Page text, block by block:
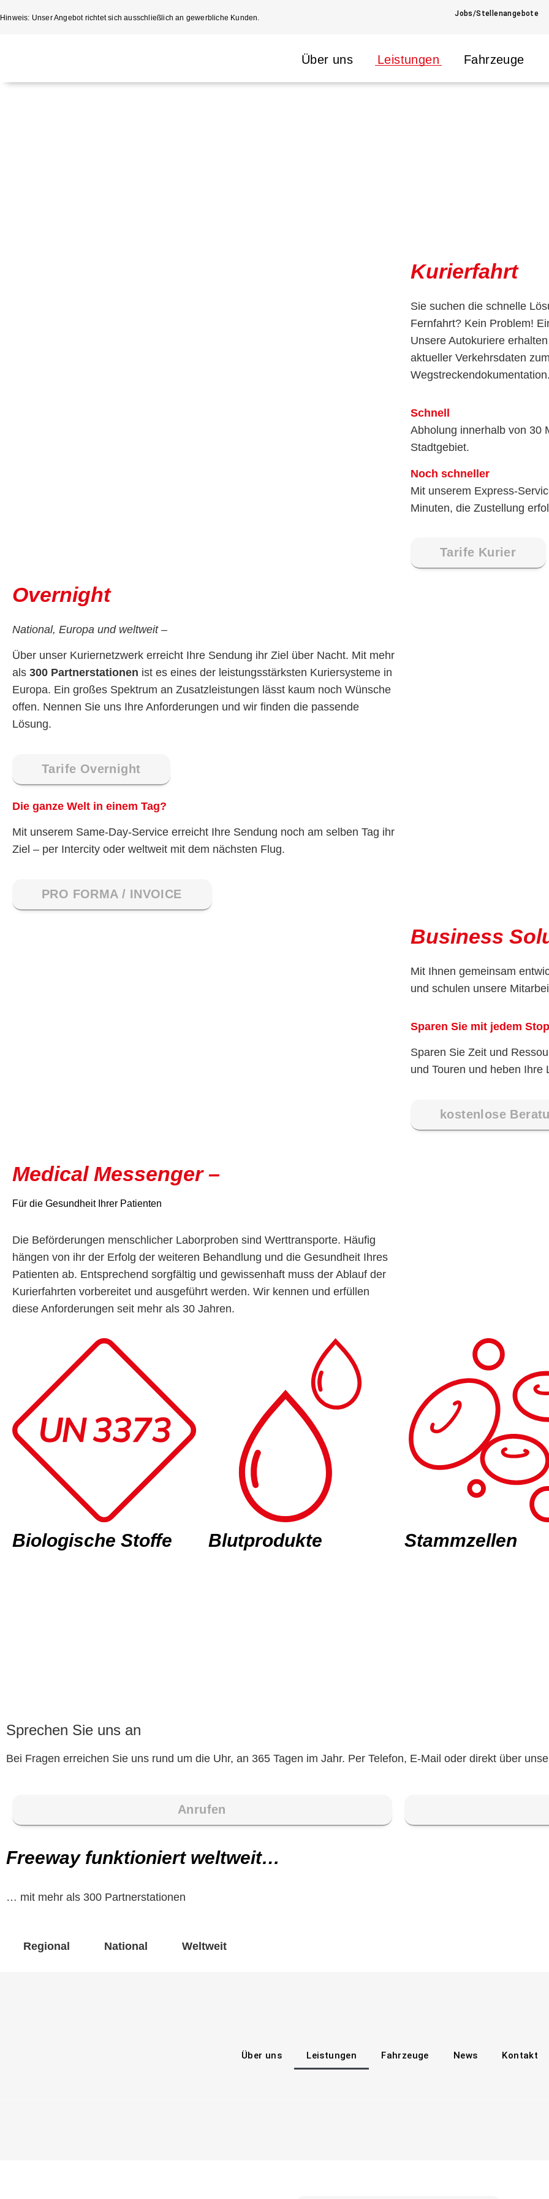
Hinweis: Unser Angebot richtet sich ausschließlich an gewerbliche Kunden. Jobs/Stellenangebote
Über uns Leistungen Fahrzeuge
Kurierfahrt
Sie suchen die schnelle
Fernfahrt? Kein Problem!
Unsere Autokuriere
aktueller Verkehrsdaten
Schnell
Abholung innerhalb von 30
Stadtgebiet.
Noch schneller
Mit unserem Express-
Minuten, die Zustellung
Tarife Kurier
Overnight
National, Europa und weltweit –
Über unser Kuriernetzwerk erreicht Ihre Sendung ihr Ziel über Nacht. Mit mehr
als 300 Partnerstationen ist es eines der leistungsstärksten Kuriersysteme in
Europa. Ein großes Spektrum an Zusatzleistungen lässt kaum noch Wünsche
offen. Nennen Sie uns Ihre Anforderungen und wir finden die passende
Lösung.
Tarife Overnight
Die ganze Welt in einem Tag?
Mit unserem Same-Day-Service erreicht Ihre Sendung noch am selben Tag ihr
Ziel – per Intercity oder weltweit mit dem nächsten Flug.
PRO FORMA / INVOICE
Business
Mit Ihnen gemeinsam
und schulen unsere
Sparen Sie mit jedem
Sparen Sie Zeit und
und Touren und heben
kostenlose
Medical Messenger –
Für die Gesundheit Ihrer Patienten
Die Beförderungen menschlicher Laborproben sind Werttransporte. Häufig
hängen von ihr der Erfolg der weiteren Behandlung und die Gesundheit Ihres
Patienten ab. Entsprechend sorgfältig und gewissenhaft muss der Ablauf der
Kurierfahrten vorbereitet und ausgeführt werden. Wir kennen und erfüllen
diese Anforderungen seit mehr als 30 Jahren.
Biologische Stoffe Blutprodukte Stammzellen
Sprechen Sie uns an
Bei Fragen erreichen Sie uns rund um die Uhr, an 365 Tagen im Jahr. Per Telefon, E-Mail oder direkt über
Anrufen
Freeway funktioniert weltweit…
… mit mehr als 300 Partnerstationen
Regional National Weltweit
Über uns Leistungen Fahrzeuge News Kontakt